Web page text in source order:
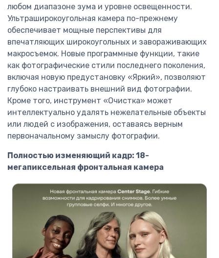
любом диапазоне зума и уровне освещенности.
Ультраширокоугольная камера по-прежнему
обеспечивает мощные перспективы для
впечатляющих широкоугольных и завораживающих
макросъемок. Новые программные функции, такие
как фотографические стили последнего поколения,
включая новую предустановку «Яркий», позволяют
глубоко настраивать внешний вид фотографии.
Кроме того, инструмент «Очистка» может
интеллектуально удалять нежелательные объекты
или людей с изображения, оставаясь верным
первоначальному замыслу фотографии.
Полностью изменяющий кадр: 18-
мегапиксельная фронтальная камера